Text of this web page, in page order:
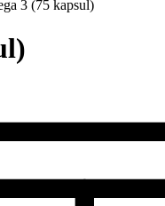
3 (75 kapsul)